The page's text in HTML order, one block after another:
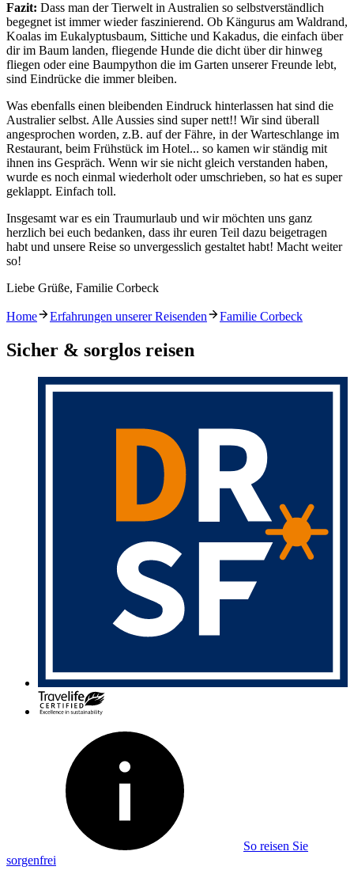
Fazit: Dass man der Tierwelt in Australien so selbstverständlich
begegnet ist immer wieder faszinierend. Ob Kängurus am Waldrand,
Koalas im Eukalyptusbaum, Sittiche und Kakadus, die einfach über
dir im Baum landen, fliegende Hunde die dicht über dir hinweg
fliegen oder eine Baumpython die im Garten unserer Freunde lebt,
sind Eindrücke die immer bleiben.
Was ebenfalls einen bleibenden Eindruck hinterlassen hat sind die
Australier selbst. Alle Aussies sind super nett!! Wir sind überall
angesprochen worden, z.B. auf der Fähre, in der Warteschlange im
Restaurant, beim Frühstück im Hotel... so kamen wir ständig mit
ihnen ins Gespräch. Wenn wir sie nicht gleich verstanden haben,
wurde es noch einmal wiederholt oder umschrieben, so hat es super
geklappt. Einfach toll.
Insgesamt war es ein Traumurlaub und wir möchten uns ganz
herzlich bei euch bedanken, dass ihr euren Teil dazu beigetragen
habt und unsere Reise so unvergesslich gestaltet habt! Macht weiter
so!
Liebe Grüße, Familie Corbeck
Home Erfahrungen unserer Reisenden Familie Corbeck
Sicher & sorglos reisen
So reisen Sie
sorgenfrei